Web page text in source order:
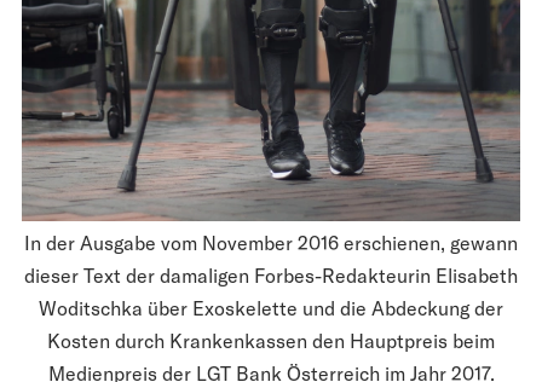
In der Ausgabe vom November 2016 erschienen, gewann
dieser Text der damaligen Forbes-Redakteurin Elisabeth
Woditschka über Exoskelette und die Abdeckung der
Kosten durch Krankenkassen den Hauptpreis beim
Medienpreis der LGT Bank Österreich im Jahr 2017.